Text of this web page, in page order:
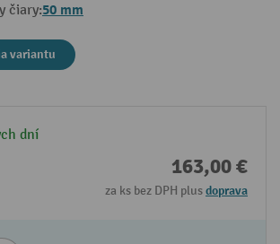
čiary:50 mm
variantu
dní
163,00 €
za ks bez DPH plusdoprava